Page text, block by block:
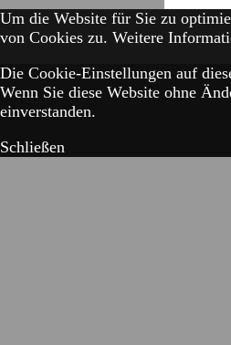
Um die Website für Sie zu
von Cookies zu. Weitere
Die Cookie-Einstellungen auf
Wenn Sie diese Website ohne
einverstanden.
Schließen